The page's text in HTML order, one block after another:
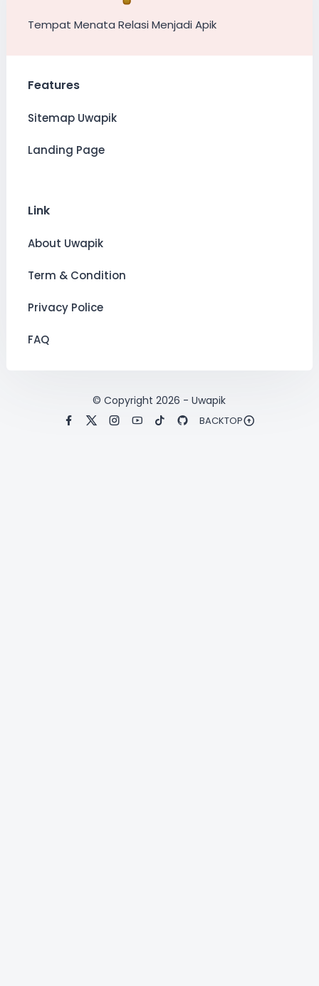
Tempat Menata Relasi Menjadi Apik
Features
Sitemap Uwapik
Landing Page
Link
About Uwapik
Term & Condition
Privacy Police
FAQ
© Copyright2026 -Uwapik
BACKTOP